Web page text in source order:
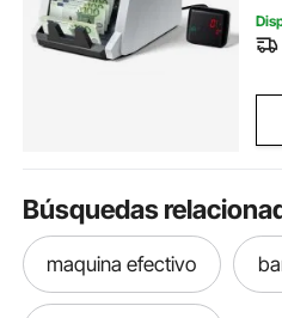
Búsquedas
maquina efectivo